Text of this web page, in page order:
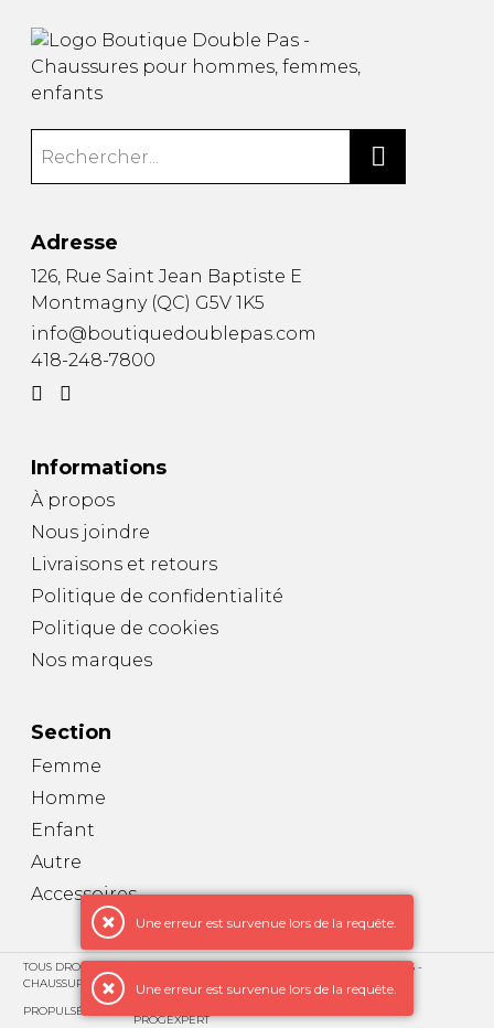
Adresse
126, Rue Saint Jean Baptiste E
Montmagny (QC) G5V 1K5
info@boutiquedoublepas.com
418-248-7800
Informations
À propos
Nous joindre
Livraisons et retours
Politique de confidentialité
Politique de cookies
Nos marques
Section
Femme
Homme
Enfant
Autre
Accessoires
TOUS DROITS RÉSERVÉS © COPYRIGHT 2026 – BOUTIQUE DOUBLE PAS -
CHAUSSURES POUR HOMMES, FEMMES, ENFANTS
PROPULSÉ PAR
Une erreur est survenue lors de la requête.
Une erreur est survenue lors de la requête.